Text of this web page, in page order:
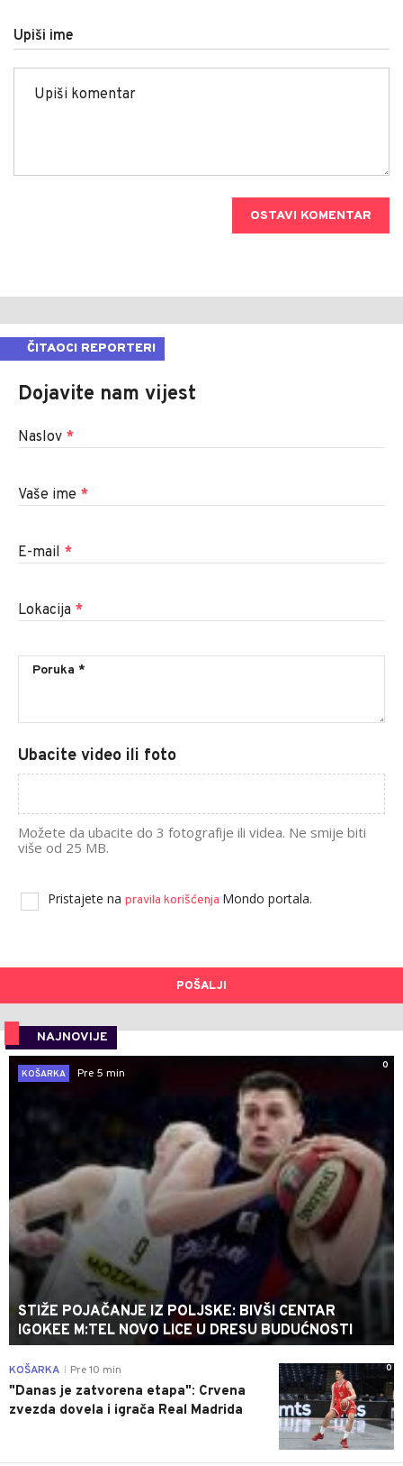
Upiši ime
OSTAVI KOMENTAR
ČITAOCI REPORTERI
Dojavite nam vijest
Naslov *
Vaše ime *
E-mail *
Lokacija *
Ubacite video ili foto
Možete da ubacite do 3 fotografije ili videa. Ne smije biti
više od 25 MB.
Pristajete na pravila korišćenja Mondo portala.
POŠALJI
NAJNOVIJE
0
KOŠARKA
Pre 5 min
STIŽE POJAČANJE IZ POLJSKE: BIVŠI CENTAR
IGOKEE M:TEL NOVO LICE U DRESU BUDUĆNOSTI
0
KOŠARKA Pre 10 min
"Danas je zatvorena etapa": Crvena
zvezda dovela i igrača Real Madrida